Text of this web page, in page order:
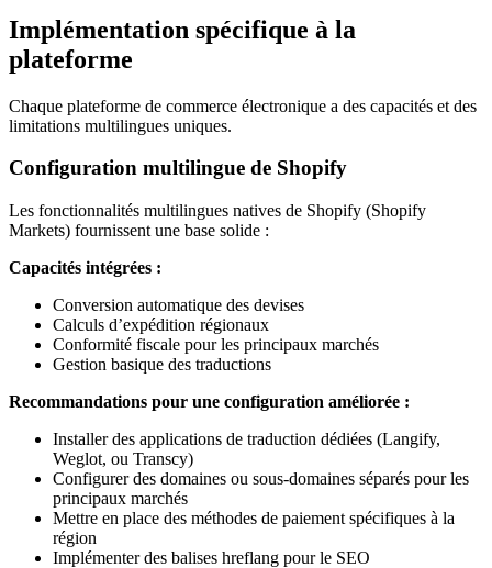
Implémentation spécifique à la
plateforme
Chaque plateforme de commerce électronique a des capacités et des
limitations multilingues uniques.
Configuration multilingue de Shopify
Les fonctionnalités multilingues natives de Shopify (Shopify
Markets) fournissent une base solide :
Capacités intégrées :
Conversion automatique des devises
Calculs d’expédition régionaux
Conformité fiscale pour les principaux marchés
Gestion basique des traductions
Recommandations pour une configuration améliorée :
Installer des applications de traduction dédiées (Langify,
Weglot, ou Transcy)
Configurer des domaines ou sous-domaines séparés pour les
principaux marchés
Mettre en place des méthodes de paiement spécifiques à la
région
Implémenter des balises hreflang pour le SEO